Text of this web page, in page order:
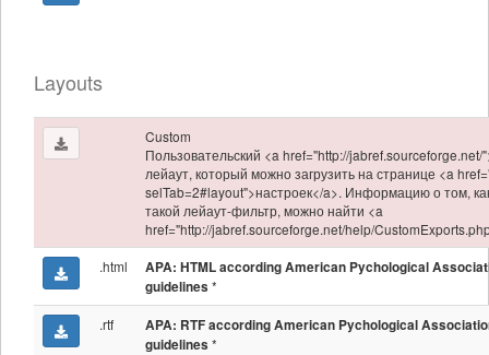
Layouts
Custom
Пользовательский <a href="http://jabref.sourceforge.net/
лейаут, который можно загрузить на странице <a
selTab=2#layout">настроек</a>. Информацию о том,
такой лейаут-фильтр, можно найти <a
href="http://jabref.sourceforge.net/help/
.html
APA: HTML according American Pychological
guidelines *
.rtf
APA: RTF according American Pychological
guidelines *